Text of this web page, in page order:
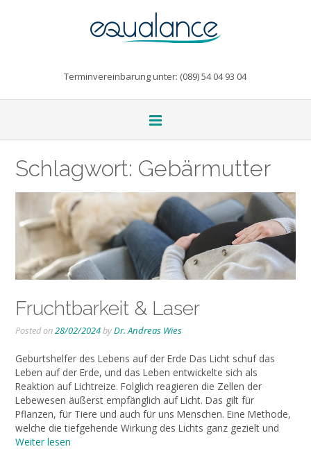
Terminvereinbarung unter: (089) 54 04 93 04
Schlagwort: Gebärmutter
Fruchtbarkeit & Laser
Posted on28/02/2024byDr. Andreas Wies
Geburtshelfer des Lebens auf der Erde Das Licht schuf das
Leben auf der Erde, und das Leben entwickelte sich als
Reaktion auf Lichtreize. Folglich reagieren die Zellen der
Lebewesen äußerst empfänglich auf Licht. Das gilt für
Pflanzen, für Tiere und auch für uns Menschen. Eine Methode,
welche die tiefgehende Wirkung des Lichts ganz gezielt und
Weiter lesen